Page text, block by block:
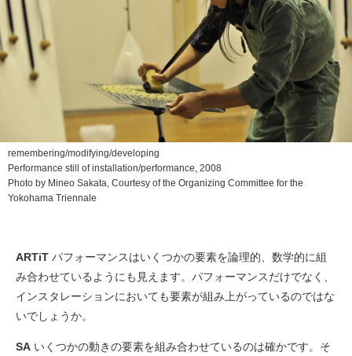
remembering/modifying/developing
Performance still of installation/performance, 2008
Photo by Mineo Sakata, Courtesy of the Organizing Committee for the
Yokohama Triennale
ARTiT パフォーマンスはいくつかの要素を論理的、数学的に組
み合わせているようにも見えます。パフォーマンスだけでなく、
インスタレーションにおいても要素が組み上がっているのではな
いでしょうか。
SA いくつかの動きの要素を組み合わせているのは確かです。そ